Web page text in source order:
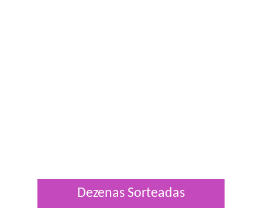
Dezenas Sorteadas